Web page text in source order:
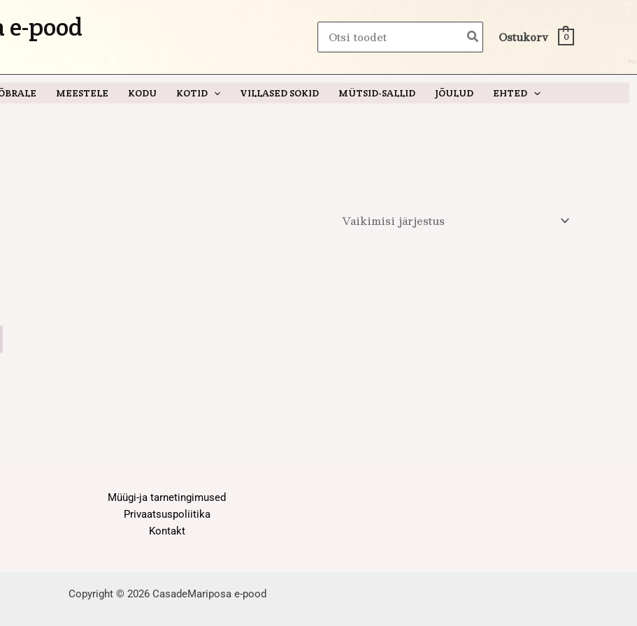
e-pood
Search
for:
Ostukorv 0
MEESTELE KODU KOTID VILLASED SOKID MÜTSID-SALLID JÕULUD EHTED
Müügi-ja tarnetingimused
Privaatsuspoliitika
Kontakt
Copyright © 2026 CasadeMariposa e-pood